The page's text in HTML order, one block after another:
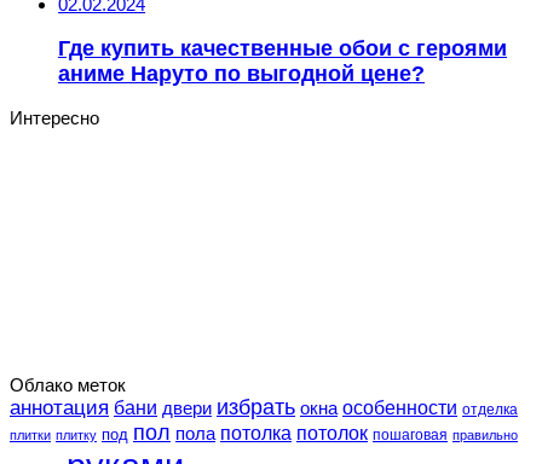
02.02.2024
Где купить качественные обои с героями
аниме Наруто по выгодной цене?
Интересно
Облако меток
аннотация бани двери избрать окна особенности отделка
плитки плитку под пол пола потолка потолок пошаговая правильно